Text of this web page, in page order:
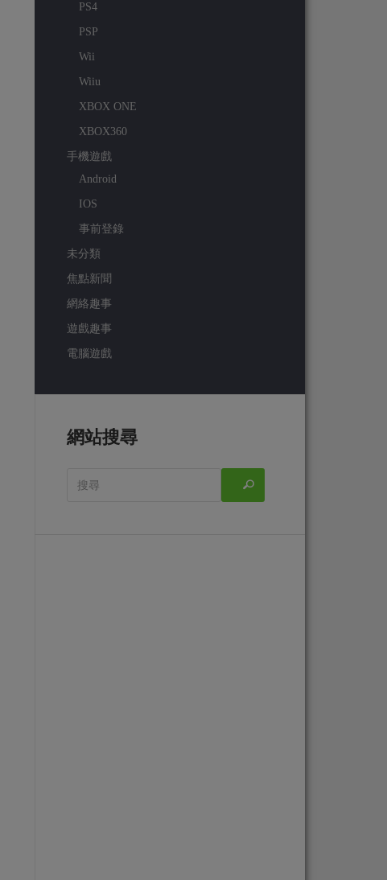
PS4
PSP
Wii
Wiiu
XBOX ONE
XBOX360
手機遊戲
Android
IOS
事前登錄
未分類
焦點新聞
網絡趣事
遊戲趣事
電腦遊戲
網站搜尋